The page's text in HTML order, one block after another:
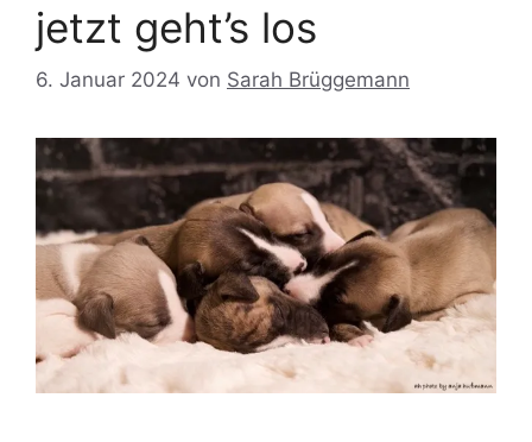
jetzt geht’s los
6. Januar 2024 von Sarah Brüggemann